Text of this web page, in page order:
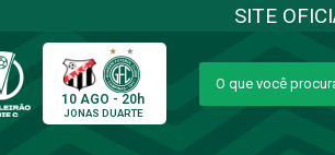
SITE
10 AGO - 20h
JONAS DUARTE